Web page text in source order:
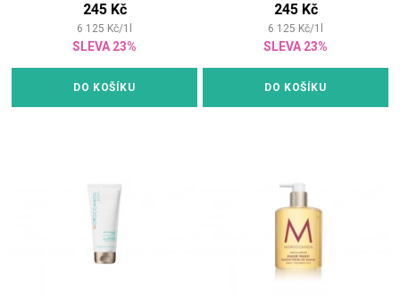
245 Kč
6 125 Kč/1
SLEVA 23%
DO KOŠÍKU
245 Kč
6 125 Kč/1
SLEVA 23%
DO KOŠÍKU